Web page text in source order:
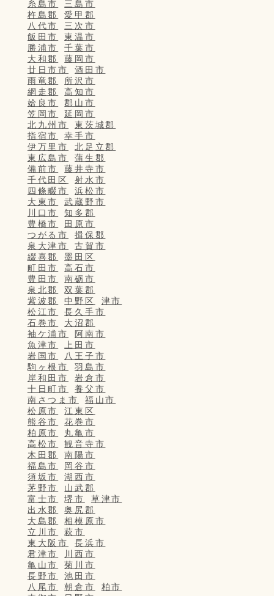
糸島市
三島市
杵島郡
愛甲郡
八代市
三次市
飯田市
東温市
勝浦市
千葉市
大和郡
藤岡市
廿日市市
酒田市
雨竜郡
所沢市
網走郡
高知市
姶良市
郡山市
笠岡市
延岡市
北九州市
東茨城郡
指宿市
幸手市
伊万里市
北足立郡
東広島市
蒲生郡
備前市
藤井寺市
千代田区
射水市
四條畷市
浜松市
大東市
武蔵野市
川口市
知多郡
豊橋市
田原市
つがる市
揖保郡
泉大津市
古賀市
綴喜郡
墨田区
町田市
高石市
豊田市
南砺市
泉北郡
双葉郡
紫波郡
中野区
津市
松江市
長久手市
石巻市
大沼郡
袖ケ浦市
阿南市
魚津市
上田市
岩国市
八王子市
駒ヶ根市
羽島市
岸和田市
岩倉市
十日町市
養父市
南さつま市
福山市
松原市
江東区
熊谷市
花巻市
柏原市
丸亀市
高松市
観音寺市
木田郡
南陽市
福島市
岡谷市
須坂市
湖西市
茅野市
山武郡
富士市
堺市
草津市
出水郡
奥尻郡
大島郡
相模原市
立川市
萩市
東大阪市
長浜市
君津市
川西市
亀山市
菊川市
長野市
池田市
八尾市
朝倉市
柏市